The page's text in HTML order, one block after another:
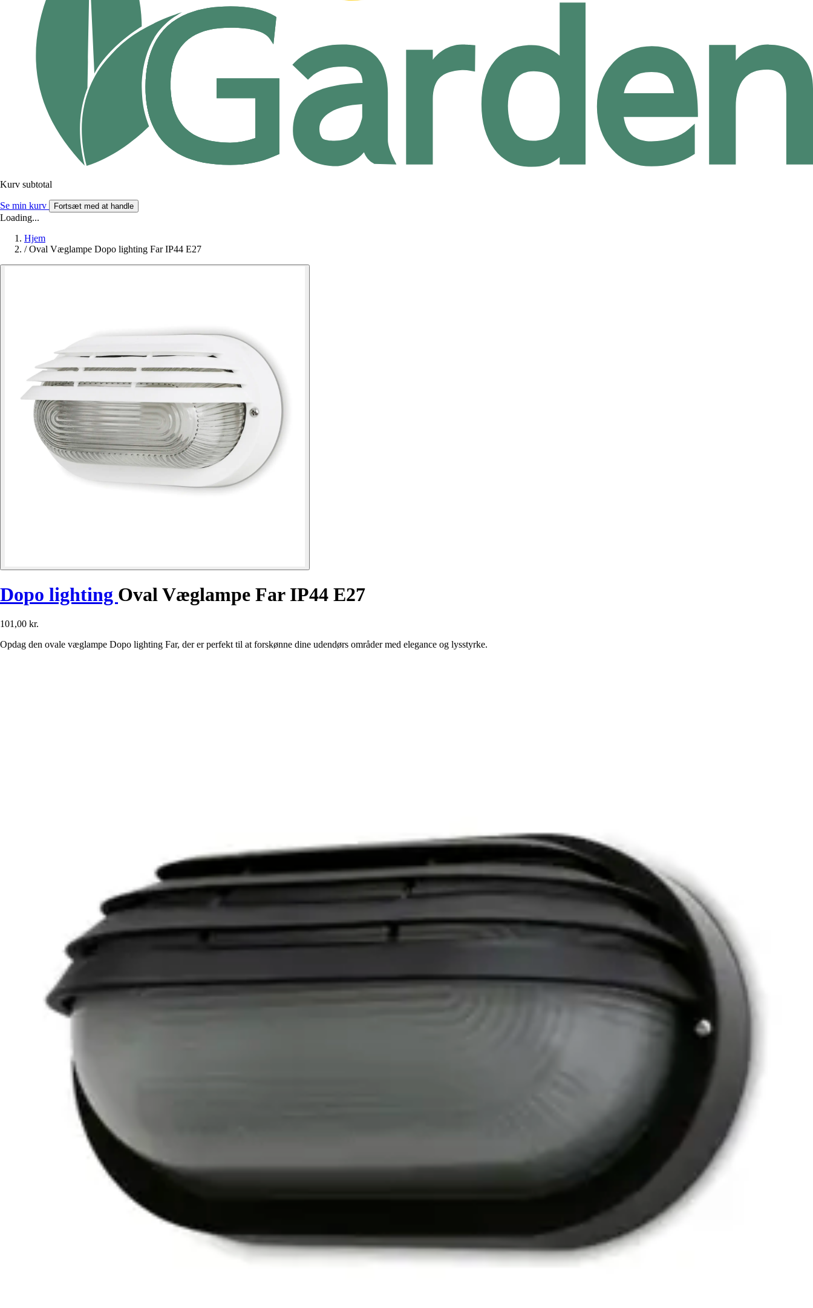
Kurv subtotal
Se min kurv Fortsæt med at handle
Loading...
Hjem
/ Oval Væglampe Dopo lighting Far IP44 E27
Dopo lighting Oval Væglampe Far IP44 E27
101,00 kr.
Opdag den ovale væglampe Dopo lighting Far, der er perfekt til at forskønne dine udendørs områder med elegance og lysstyrke.